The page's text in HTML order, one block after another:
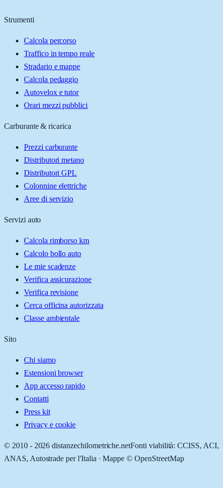
Strumenti
Calcola percorso
Traffico in tempo reale
Stradario e mappe
Calcola pedaggio
Autovelox e tutor
Orari mezzi pubblici
Carburante & ricarica
Prezzi carburante
Distributori metano
Distributori GPL
Colonnine elettriche
Aree di servizio
Servizi auto
Calcola rimborso km
Calcolo bollo auto
Le mie scadenze
Verifica assicurazione
Verifica revisione
Cerca officina autorizzata
Classe ambientale
Sito
Chi siamo
Estensioni browser
App accesso rapido
Contatti
Press kit
Privacy e cookie
© 2010 - 2026 distanzechilometriche.netFonti viabilità: CCISS, ACI,
ANAS, Autostrade per l'Italia · Mappe © OpenStreetMap